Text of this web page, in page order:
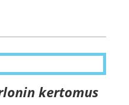
kertomus